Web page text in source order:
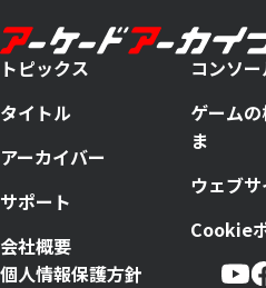
トピックス
タイトル
アーカイバー
サポート
会社概要
コンソ
ゲーム
ま
ウェブ
Cookie
個人情報保護方針